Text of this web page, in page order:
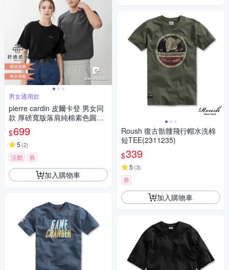
男女通用款
pierre cardin 皮爾卡登 男女同
款 厚磅寬版落肩純棉素色圓領
短袖T恤(多色任選)
$699
5 (2)
活動 券
加入購物車
Roush 復古骷髏飛行帽水洗棉
短TEE(2311235)
$339
5 (3)
券
加入購物車